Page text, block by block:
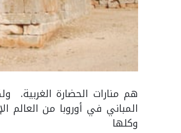
هم منارات الحضارة
المباني في أوروبا من
وكلها